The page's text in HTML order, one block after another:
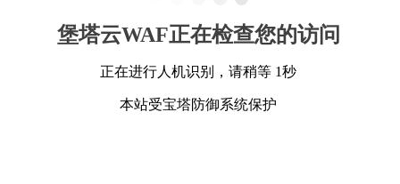
堡塔云WAF正在检查您的访问
正在进行人机识别，请稍等 1秒
本站受宝塔防御系统保护